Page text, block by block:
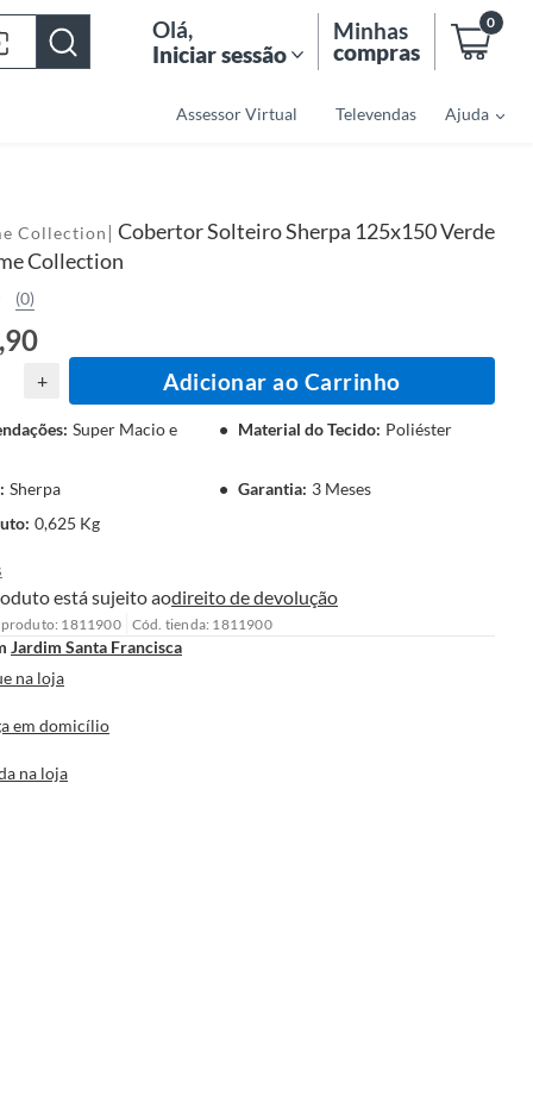
Olá,
Iniciar sessão
Minhas
compras
0
Assessor Virtual Televendas Ajuda
Collection | Cobertor Solteiro Sherpa 125x150 Verde
Collection
(0)
+ Adicionar ao Carrinho
: Super Macio e
Material do Tecido: Poliéster
: Sherpa Garantia: 3 Meses
: 0,625 Kg
está sujeito aodireito de devolução
produto: 1811900 Cód. tienda: 1811900
Jardim Santa Francisca
na loja
em domicílio
na loja